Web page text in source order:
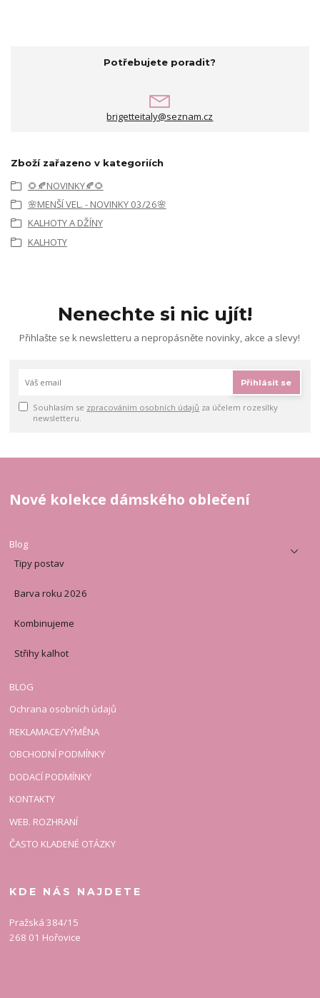
Potřebujete poradit?
brigetteitaly@seznam.cz
Zboží zařazeno v kategoriích
🌻🍂NOVINKY🍂🌻
🌸MENŠÍ VEL. - NOVINKY 03/26🌸
KALHOTY A DŽÍNY
KALHOTY
Nenechte si nic ujít!
Přihlašte se k newsletteru a nepropásněte novinky, akce a slevy!
Přihlásit se
Souhlasím se zpracováním osobních údajů za účelem rozesílky
newsletteru.
Nové kolekce dámského oblečení
Blog
Tipy postav
Barva roku 2026
Kombinujeme
Střihy kalhot
BLOG
Ochrana osobních údajů
REKLAMACE/VÝMĚNA
OBCHODNÍ PODMÍNKY
DODACÍ PODMÍNKY
KONTAKTY
WEB. ROZHRANÍ
ČASTO KLADENÉ OTÁZKY
KDE NÁS NAJDETE
Pražská 384/15
268 01 Hořovice